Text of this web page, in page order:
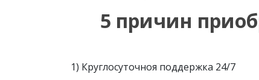
5 причин
1) Круглосуточноя поддержка 24/7